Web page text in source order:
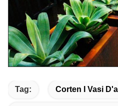
Tag: Corten I Vasi